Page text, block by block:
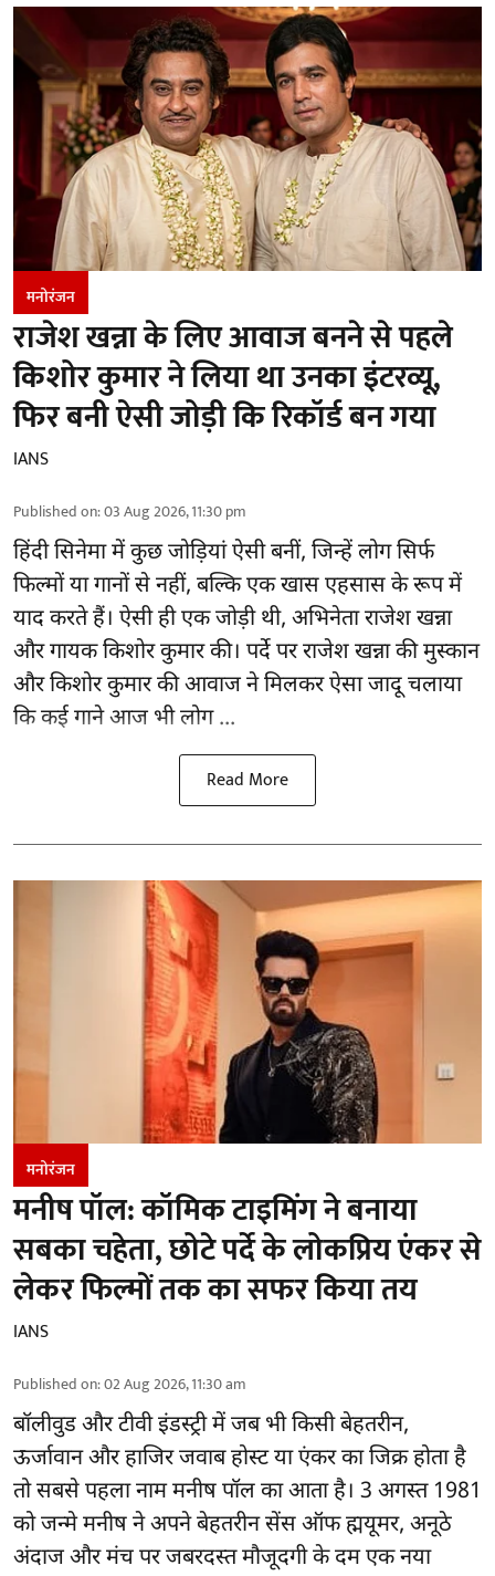
मनोरंजन
राजेश खन्ना के लिए आवाज बनने से पहले
किशोर कुमार ने लिया था उनका इंटरव्यू,
फिर बनी ऐसी जोड़ी कि रिकॉर्ड बन गया
IANS
Published on:03 Aug 2026, 11:30 pm
हिंदी सिनेमा में कुछ जोड़ियां ऐसी बनीं, जिन्हें लोग सिर्फ
फिल्मों या गानों से नहीं, बल्कि एक खास एहसास के रूप में
याद करते हैं। ऐसी ही एक जोड़ी थी, अभिनेता राजेश खन्ना
और गायक किशोर कुमार की। पर्दे पर राजेश खन्ना की मुस्कान
और किशोर कुमार कीआवाजने मिलकर ऐसा जादू चलाया
कि कई गाने आज भी लोग ...
Read More
मनोरंजन
मनीष पॉल: कॉमिक टाइमिंग ने बनाया
सबका चहेता, छोटे पर्दे के लोकप्रिय एंकर से
लेकर फिल्मों तक का सफर किया तय
IANS
Published on:02 Aug 2026, 11:30 am
बॉलीवुड और टीवी इंडस्ट्री में जब भी किसी बेहतरीन,
ऊर्जावान और हाजिर जवाब होस्ट या एंकर का जिक्र होता है
तो सबसे पहला नाम मनीष पॉल का आता है। 3 अगस्त 1981
को जन्मे मनीष ने अपने बेहतरीन सेंस ऑफ ह्मयूमर, अनूठे
अंदाज और मंच पर जबरदस्त मौजूदगी के दम एक नया